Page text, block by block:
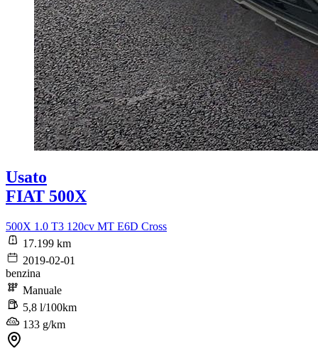
Usato
FIAT 500X
500X 1.0 T3 120cv MT E6D Cross
17.199 km
2019-02-01
benzina
Manuale
5,8 l/100km
133 g/km